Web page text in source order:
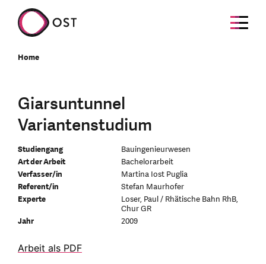
Home
Giarsuntunnel
Variantenstudium
Studiengang
Bauingenieurwesen
Art der Arbeit
Bachelorarbeit
Verfasser/in
Martina Iost Puglia
Referent/in
Stefan Maurhofer
Experte
Loser, Paul / Rhätische Bahn RhB,
Chur GR
Jahr
2009
Arbeit als PDF